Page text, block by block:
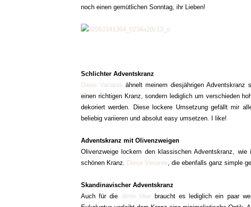
noch einen gemütlichen Sonntag, ihr Lieben!
Schlichter Adventskranz
Diese Varianteähnelt meinem diesjährigen Adventskranz
einen richtigen Kranz, sondern lediglich um verschieden
dekoriert werden. Diese lockere Umsetzung gefällt mir
beliebig variieren und absolut easy umsetzen. I like!
Adventskranz mit Olivenzweigen
Olivenzweige lockern den klassischen Adventskranz,
schönen Kranz. Diese Variante, die ebenfalls ganz simple
Skandinavischer Adventskranz
Auch für die dritte Ideebraucht es lediglich ein paar